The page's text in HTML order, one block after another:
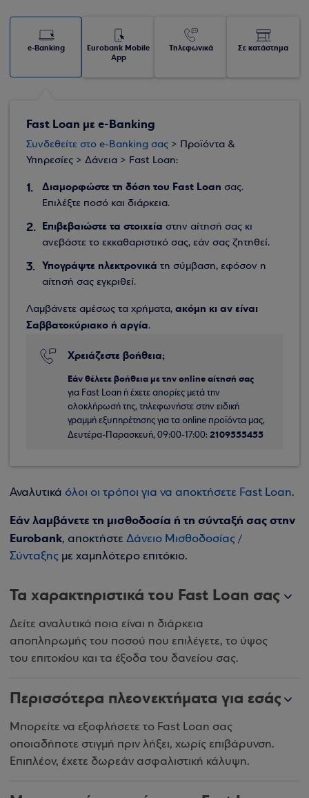
e-Banking
Eurobank Mobile
App
Τηλεφωνικά Σε κατάστημα
Fast Loan με e-Banking
Συνδεθείτε στο e-Banking σας > Προϊόντα &
Υπηρεσίες > Δάνεια > Fast Loan:
Διαμορφώστε τη δόση του Fast Loan σας.
Επιλέξτε ποσό και διάρκεια.
Επιβεβαιώστε τα στοιχεία στην αίτησή σας κι
ανεβάστε το εκκαθαριστικό σας, εάν σας ζητηθεί.
Υπογράψτε ηλεκτρονικά τη σύμβαση, εφόσον η
αίτησή σας εγκριθεί.
Λαμβάνετε αμέσως τα χρήματα, ακόμη κι αν είναι
Σαββατοκύριακο ή αργία.
Χρειάζεστε βοήθεια;
Εάν θέλετε βοήθεια με την online αίτησή σας
για Fast Loan ή έχετε απορίες μετά την
ολοκλήρωσή της, τηλεφωνήστε στην ειδική
γραμμή εξυπηρέτησης για τα online προϊόντα μας,
Δευτέρα-Παρασκευή, 09:00-17:00: 2109555455
Αναλυτικά όλοι οι τρόποι για να αποκτήσετε Fast Loan.
Εάν λαμβάνετε τη μισθοδοσία ή τη σύνταξή σας στην
Eurobank, αποκτήστε Δάνειο Μισθοδοσίας /
Σύνταξης με χαμηλότερο επιτόκιο.
Τα χαρακτηριστικά του Fast Loan σας
Δείτε αναλυτικά ποια είναι η διάρκεια
αποπληρωμής του ποσού που επιλέγετε, το ύψος
του επιτοκίου και τα έξοδα του δανείου σας.
Περισσότερα πλεονεκτήματα για εσάς
Μπορείτε να εξοφλήσετε το Fast Loan σας
οποιαδήποτε στιγμή πριν λήξει, χωρίς επιβάρυνση.
Επιπλέον, έχετε δωρεάν ασφαλιστική κάλυψη.